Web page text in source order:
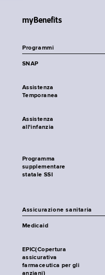
myBenefits
Programmi
SNAP
Assistenza
Temporanea
Assistenza
all'infanzia
Programma
supplementare
statale SSI
Assicurazione sanitaria
Medicaid
EPIC(Copertura
assicurativa
farmaceutica per gli
anziani)